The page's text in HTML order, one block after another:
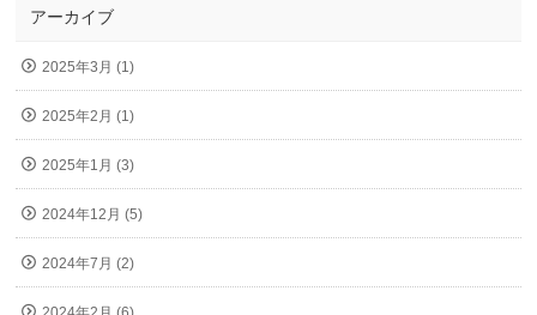
アーカイブ
2025年3月 (1)
2025年2月 (1)
2025年1月 (3)
2024年12月 (5)
2024年7月 (2)